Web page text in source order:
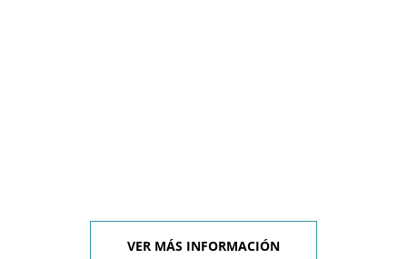
VER MÁS INFORMACIÓN